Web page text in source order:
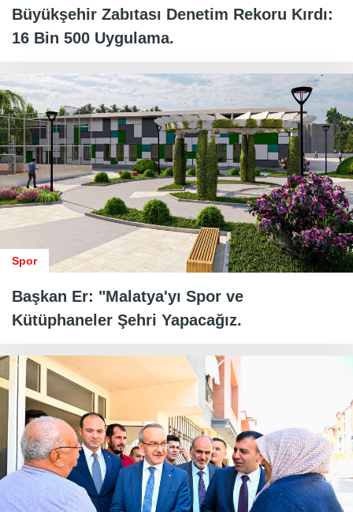
Büyükşehir Zabıtası Denetim Rekoru Kırdı:
16 Bin 500 Uygulama.
Spor
Başkan Er: "Malatya'yı Spor ve
Kütüphaneler Şehri Yapacağız.